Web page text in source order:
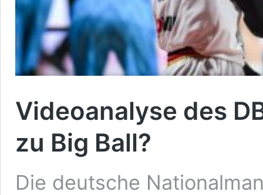
Videoanalyse des
zu Big Ball?
Die deutsche